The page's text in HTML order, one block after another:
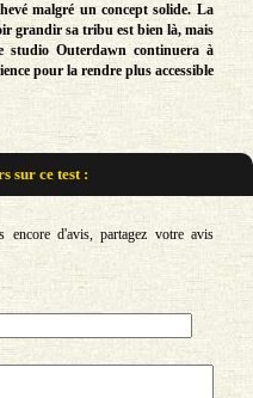
malgré un concept solide. La
grandir sa tribu est bien là, mais
studio Outerdawn continuera à
pour la rendre plus accessible
surce test :
encore d'avis, partagez votre avis